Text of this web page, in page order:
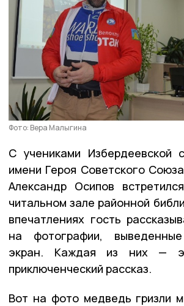
Фото: Вера Малыгина
С учениками Избердеевской
имени Героя Советского
Александр Осипов
читальном зале районной
впечатлениях гость
на фотографии,
экран. Каждая из них —
приключенческий рассказ.
Вот на фото медведь гризли